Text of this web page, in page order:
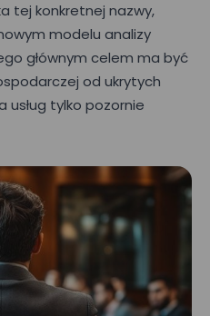
tej konkretnej nazwy,
modelu analizy
głównym celem ma być
od ukrytych
tylko pozornie